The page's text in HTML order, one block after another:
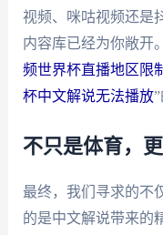
视频、咪咕视频还是
内容库已经为你敞开
频世界杯直播地区限
杯中文解说无法播放
不只是体育，
最终，我们寻求的不
的是中文解说带来的